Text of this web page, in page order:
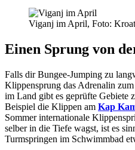
Viganj im April, Foto:
Einen Sprung von
Falls dir Bungee-Jumping zu
Klippensprung das Adrenalin
im Land gibt es geprüfte Gebiete
Beispiel die Klippen am Kap
Sommer internationale
selber in die Tiefe wagst, ist es
Turmspringen im Schwimmbad